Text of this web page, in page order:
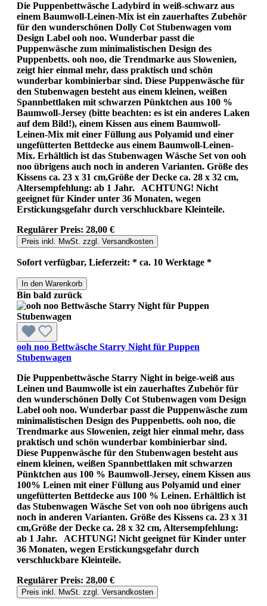
Die Puppenbettwäsche Ladybird in weiß-schwarz aus
einem Baumwoll-Leinen-Mix ist ein zauerhaftes Zubehör
für den wunderschönen Dolly Cot Stubenwagen vom
Design Label ooh noo. Wunderbar passt die
Puppenwäsche zum minimalistischen Design des
Puppenbetts. ooh noo, die Trendmarke aus Slowenien,
zeigt hier einmal mehr, dass praktisch und schön
wunderbar kombinierbar sind. Diese Puppenwäsche für
den Stubenwagen besteht aus einem kleinen, weißen
Spannbettlaken mit schwarzen Pünktchen aus 100 %
Baumwoll-Jersey (bitte beachten: es ist ein anderes Laken
auf dem Bild!), einem Kissen aus einem Baumwoll-
Leinen-Mix mit einer Füllung aus Polyamid und einer
ungefütterten Bettdecke aus einem Baumwoll-Leinen-
Mix. Erhältlich ist das Stubenwagen Wäsche Set von ooh
noo übrigens auch noch in anderen Varianten. Größe des
Kissens ca. 23 x 31 cm,Größe der Decke ca. 28 x 32 cm,
Altersempfehlung: ab 1 Jahr. ACHTUNG! Nicht
geeignet für Kinder unter 36 Monaten, wegen
Erstickungsgefahr durch verschluckbare Kleinteile.
Regulärer Preis: 28,00 €
Preis inkl. MwSt. zzgl. Versandkosten
Sofort verfügbar, Lieferzeit: * ca. 10 Werktage *
In den Warenkorb
Bin bald zurück
ooh noo Bettwäsche Starry Night für Puppen
Stubenwagen
Die Puppenbettwäsche Starry Night in beige-weiß aus
Leinen und Baumwolle ist ein zauerhaftes Zubehör für
den wunderschönen Dolly Cot Stubenwagen vom Design
Label ooh noo. Wunderbar passt die Puppenwäsche zum
minimalistischen Design des Puppenbetts. ooh noo, die
Trendmarke aus Slowenien, zeigt hier einmal mehr, dass
praktisch und schön wunderbar kombinierbar sind.
Diese Puppenwäsche für den Stubenwagen besteht aus
einem kleinen, weißen Spannbettlaken mit schwarzen
Pünktchen aus 100 % Baumwoll-Jersey, einem Kissen aus
100% Leinen mit einer Füllung aus Polyamid und einer
ungefütterten Bettdecke aus 100 % Leinen. Erhältlich ist
das Stubenwagen Wäsche Set von ooh noo übrigens auch
noch in anderen Varianten. Größe des Kissens ca. 23 x 31
cm,Größe der Decke ca. 28 x 32 cm, Altersempfehlung:
ab 1 Jahr. ACHTUNG! Nicht geeignet für Kinder unter
36 Monaten, wegen Erstickungsgefahr durch
verschluckbare Kleinteile.
Regulärer Preis: 28,00 €
Preis inkl. MwSt. zzgl. Versandkosten